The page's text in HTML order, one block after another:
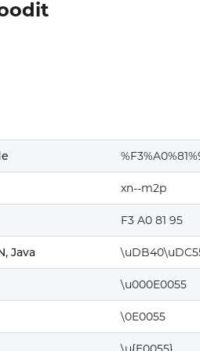
xn--m2p
F3 A0 81 95
Java
\u000E0055
\0E0055